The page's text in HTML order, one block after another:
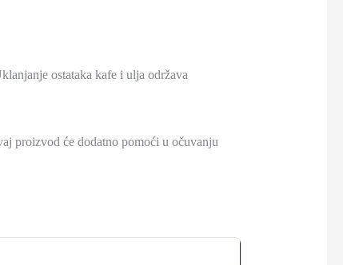
ostataka kafe i ulja održava
proizvod će dodatno pomoći u očuvanju